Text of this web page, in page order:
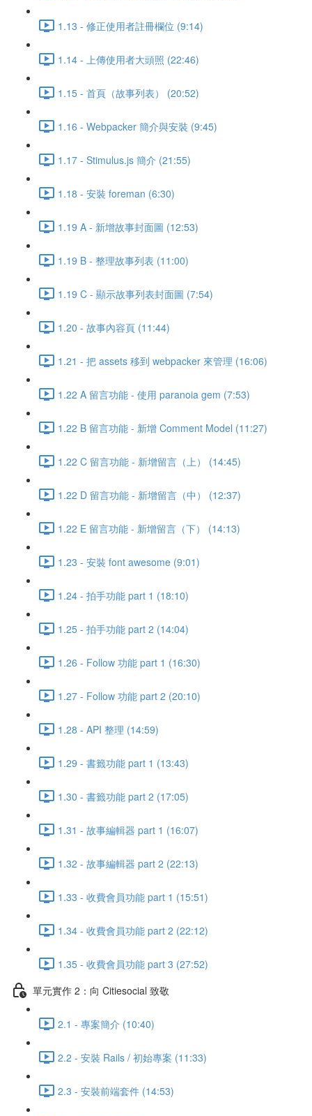
1.13 - 修正使用者註冊欄位 (9:14)
1.14 - 上傳使用者大頭照 (22:46)
1.15 - 首頁（故事列表） (20:52)
1.16 - Webpacker 簡介與安裝 (9:45)
1.17 - Stimulus.js 簡介 (21:55)
1.18 - 安裝 foreman (6:30)
1.19 A - 新增故事封面圖 (12:53)
1.19 B - 整理故事列表 (11:00)
1.19 C - 顯示故事列表封面圖 (7:54)
1.20 - 故事內容頁 (11:44)
1.21 - 把 assets 移到 webpacker 來管理 (16:06)
1.22 A 留言功能 - 使用 paranoia gem (7:53)
1.22 B 留言功能 - 新增 Comment Model (11:27)
1.22 C 留言功能 - 新增留言（上） (14:45)
1.22 D 留言功能 - 新增留言（中） (12:37)
1.22 E 留言功能 - 新增留言（下） (14:13)
1.23 - 安裝 font awesome (9:01)
1.24 - 拍手功能 part 1 (18:10)
1.25 - 拍手功能 part 2 (14:04)
1.26 - Follow 功能 part 1 (16:30)
1.27 - Follow 功能 part 2 (20:10)
1.28 - API 整理 (14:59)
1.29 - 書籤功能 part 1 (13:43)
1.30 - 書籤功能 part 2 (17:05)
1.31 - 故事編輯器 part 1 (16:07)
1.32 - 故事編輯器 part 2 (22:13)
1.33 - 收費會員功能 part 1 (15:51)
1.34 - 收費會員功能 part 2 (22:12)
1.35 - 收費會員功能 part 3 (27:52)
單元實作 2：向 Citiesocial 致敬
2.1 - 專案簡介 (10:40)
2.2 - 安裝 Rails / 初始專案 (11:33)
2.3 - 安裝前端套件 (14:53)